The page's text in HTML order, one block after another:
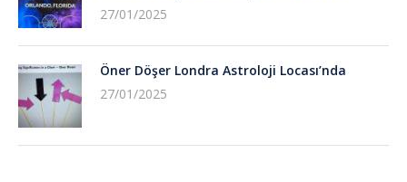
27/01/2025
Öner Döşer Londra Astroloji Locası’nda
27/01/2025